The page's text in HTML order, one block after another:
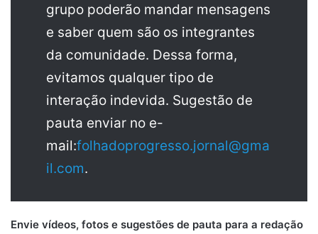
grupo poderão mandar mensagens
e saber quem são os integrantes
da comunidade. Dessa forma,
evitamos qualquer tipo de
interação indevida. Sugestão de
pauta enviar no e-
mail:folhadoprogresso.jornal@gma
il.com.
Envie vídeos, fotos e sugestões de pauta para a redação